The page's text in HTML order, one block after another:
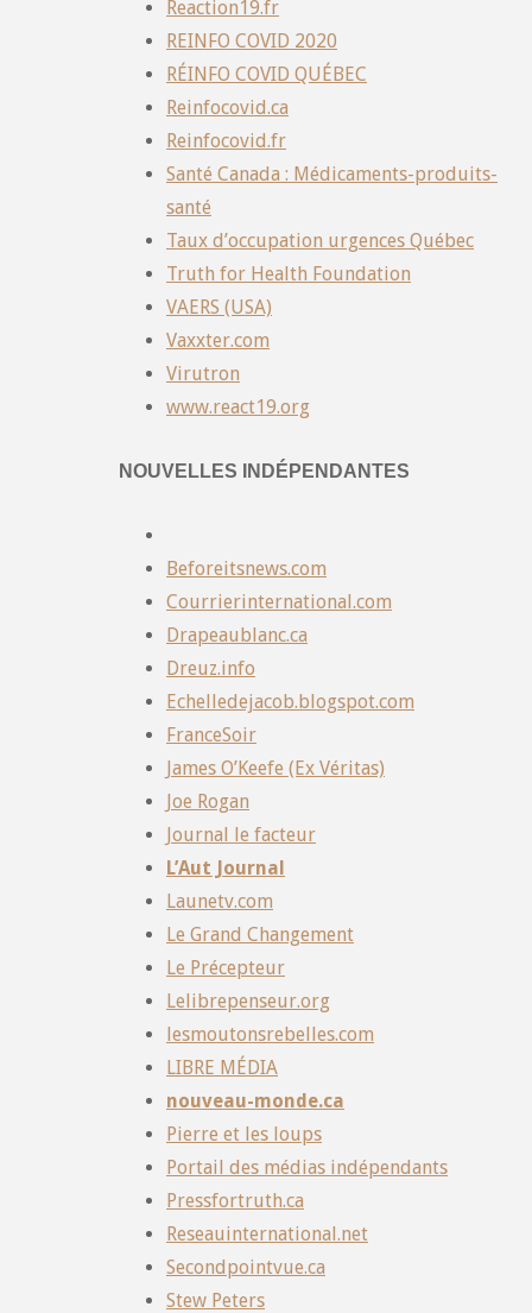
Reaction19.fr
REINFO COVID 2020
RÉINFO COVID QUÉBEC
Reinfocovid.ca
Reinfocovid.fr
Santé Canada : Médicaments-produits-
santé
Taux d’occupation urgences Québec
Truth for Health Foundation
VAERS (USA)
Vaxxter.com
Virutron
www.react19.org
NOUVELLES INDÉPENDANTES
Beforeitsnews.com
Courrierinternational.com
Drapeaublanc.ca
Dreuz.info
Echelledejacob.blogspot.com
FranceSoir
James O’Keefe (Ex Véritas)
Joe Rogan
Journal le facteur
L’Aut Journal
Launetv.com
Le Grand Changement
Le Précepteur
Lelibrepenseur.org
lesmoutonsrebelles.com
LIBRE MÉDIA
nouveau-monde.ca
Pierre et les loups
Portail des médias indépendants
Pressfortruth.ca
Reseauinternational.net
Secondpointvue.ca
Stew Peters